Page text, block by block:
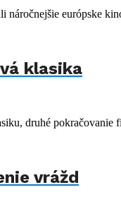
náročnejšie európske
klasika
druhé pokračovanie
vrážd